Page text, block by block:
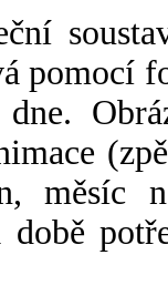
pomocí
měsíc